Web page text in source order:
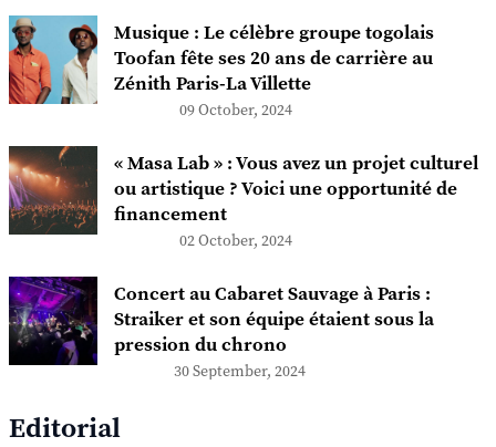
Musique : Le célèbre groupe togolais
Toofan fête ses 20 ans de carrière au
Zénith Paris-La Villette
09 October, 2024
« Masa Lab » : Vous avez un projet culturel
ou artistique ? Voici une opportunité de
financement
02 October, 2024
Concert au Cabaret Sauvage à Paris :
Straiker et son équipe étaient sous la
pression du chrono
30 September, 2024
Editorial